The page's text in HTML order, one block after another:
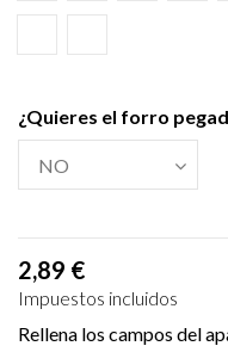
¿Quieres el forro
2,89 €
Impuestos incluidos
Rellena los campos del